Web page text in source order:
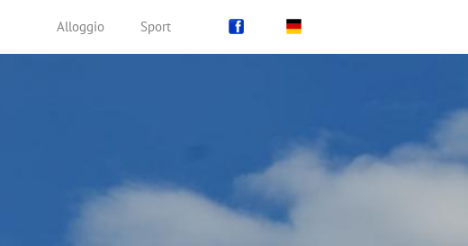
Alloggio Sport